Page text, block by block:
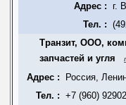
Адрес :
г.
Тел. :
Транзит, ООО,
запчастей и угля
Адрес :
Россия,
Тел. : +7 (960)